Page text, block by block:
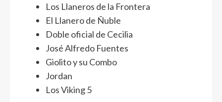
Los Llaneros de la Frontera
El Llanero de Ñuble
Doble oficial de Cecilia
José Alfredo Fuentes
Giolito y su Combo
Jordan
Los Viking 5